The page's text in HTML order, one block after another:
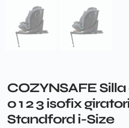
COZYNSAFE
0 1 2 3 isofix
Standford i-Size